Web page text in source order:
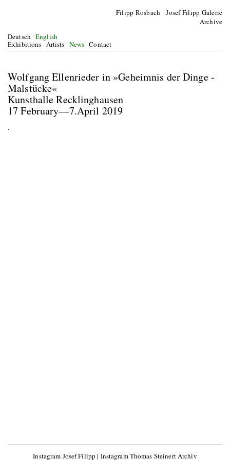
Filipp Rosbach Josef Filipp Galerie
Archive
Deutsch English
Exhibitions Artists News Contact
Wolfgang Ellenrieder in »Geheimnis der Dinge -
Malstücke«
Kunsthalle Recklinghausen
17 February—7.April 2019
.
Instagram Josef Filipp | Instagram Thomas Steinert Archiv